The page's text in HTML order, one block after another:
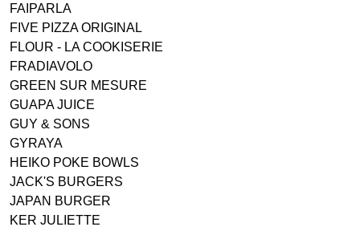
FAIPARLA
FIVE PIZZA ORIGINAL
FLOUR - LA COOKISERIE
FRADIAVOLO
GREEN SUR MESURE
GUAPA JUICE
GUY & SONS
GYRAYA
HEIKO POKE BOWLS
JACK'S BURGERS
JAPAN BURGER
KER JULIETTE